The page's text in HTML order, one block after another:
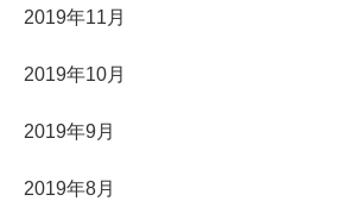
2019年11月
2019年10月
2019年9月
2019年8月